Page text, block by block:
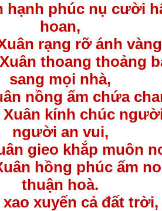
hạnh phúc nụ cười
hoan,
rạng rỡ ánh
thoang thoảng
sang mọi nhà,
nồng ấm chứa
kính chúc
người an vui,
gieo khắp muôn
hồng phúc ấm no
thuận hoà.
xao xuyến cả đất trời,